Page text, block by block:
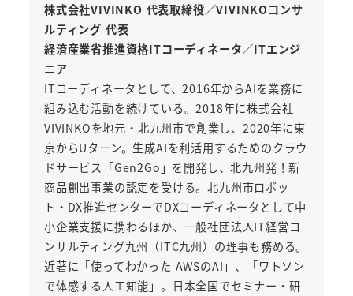
株式会社VIVINKO 代表取締役／VIVINKOコンサ
ルティング 代表
経済産業省推進資格ITコーディネータ／ITエンジ
ニア
ITコーディネータとして、2016年からAIを業務に
組み込む活動を続けている。2018年に株式会社
VIVINKOを地元・北九州市で創業し、2020年に東
京からUターン。生成AIを利活用するためのクラウ
ドサービス「Gen2Go」を開発し、北九州発！新
商品創出事業の認定を受ける。北九州市ロボッ
ト・DX推進センターでDXコーディネータとして中
小企業支援に携わるほか、一般社団法人IT経営コ
ンサルティング九州（ITC九州）の理事も務める。
近著に「使ってわかった AWSのAI」、「ワトソン
で体感する人工知能」。日本全国でセミナー・研